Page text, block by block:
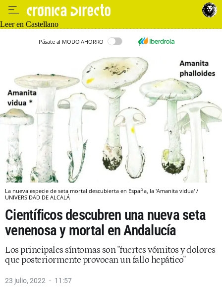
Leer en Castellano
Pásate al MODO AHORRO
La nueva especie de seta mortal descubierta en España, la 'Amanita vidua' /
UNIVERSIDAD DE ALCALÁ
Científicos descubren una nueva seta
venenosa y mortal en Andalucía
Los principales síntomas son "fuertes vómitos y dolores
que posteriormente provocan un fallo hepático"
23 julio, 2022 11:57